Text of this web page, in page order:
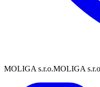
MOLIGA s.r.o.MOLIGA